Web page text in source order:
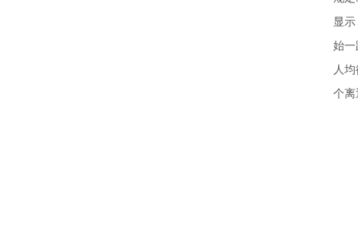
显
始一
人
个离